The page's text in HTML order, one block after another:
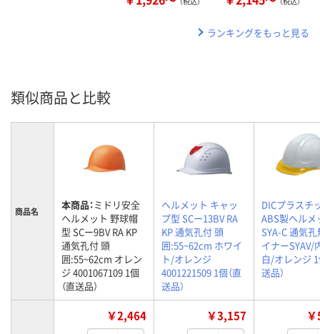
ランキングをもっと見る
類似商品と比較
商品名 本商品：ミドリ安全
ヘルメット 野球帽
型 SCー9BV RA KP
通気孔付 頭
囲:55~62cm オレン
ジ 4001067109 1個
（直送品）
ヘルメット キャッ
プ型 SCー13BV RA
KP 通気孔付 頭
囲:55~62cm ホワイ
ト/オレンジ
4001221509 1個（直
送品）
DICプラスチ
ABS製ヘルメ
SYA-C 通気
イナーSYAV/
白/オレンジ 1
送品）
￥2,464 ￥3,157